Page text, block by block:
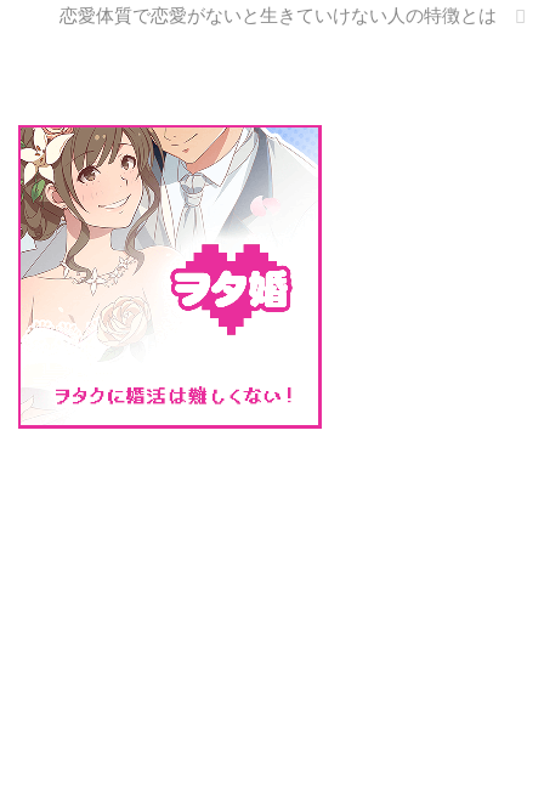
てもありがたい機能です。 しか
る人になるべく既読させる方法で
す。 それは、メッセージ ...
恋愛体質で恋愛がないと生きていけない人の特徴とは